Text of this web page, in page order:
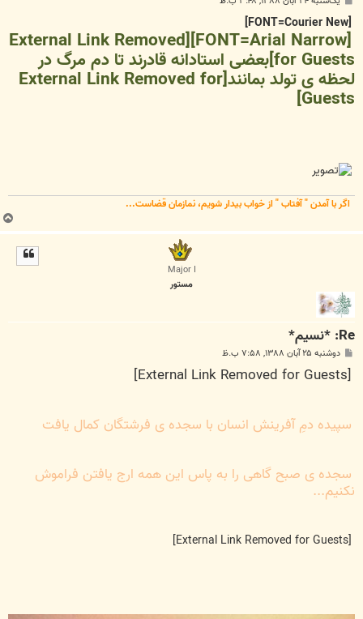
ت
[FONT=Arial Narrow]
[External Link Removed
for Guests]بعضی استادانه قادرند تا دم مرگ در
لحظه ی تولد بمانند[External Link Removed for
Guests]
اگر با آمدن " آفتاب " از خواب بیدار شویم، نمازمان قضاست...
ب
ا
Major I
مستور
Re: *نسیم*
پ
ت
دوشنبه ۲۵ آبان ۱۳۸۸, ۷:۵۸ ب.ظ
سپیده دمِ آفرینش انسان با سجده ی فرشتگان کمال یافت
سجده ی صبح گاهی را به پاس این همه ارج یافتن فراموش
نکنیم...